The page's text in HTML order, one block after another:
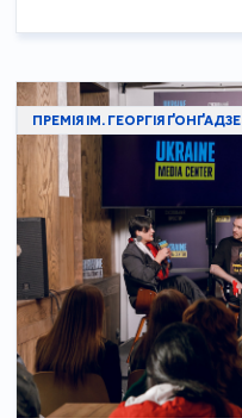
ПРЕМІЯ ІМ. ГЕОРГІЯ ҐОНҐАДЗЕ